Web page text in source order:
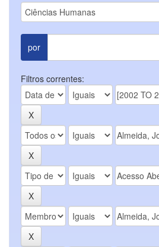
por
Filtros correntes: